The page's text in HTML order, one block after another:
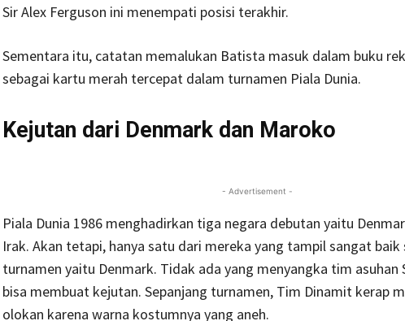
Sir Alex Ferguson ini menempati posisi terakhir.
Sementara itu, catatan memalukan Batista masuk dalam buku
sebagai kartu merah tercepat dalam turnamen Piala Dunia.
Kejutan dari Denmark dan Maroko
- Advertisement -
Piala Dunia 1986 menghadirkan tiga negara debutan yaitu
Irak. Akan tetapi, hanya satu dari mereka yang tampil sangat baik
turnamen yaitu Denmark. Tidak ada yang menyangka tim asuhan
bisa membuat kejutan. Sepanjang turnamen, Tim Dinamit kerap
olokan karena warna kostumnya yang aneh.